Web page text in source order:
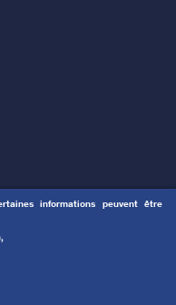
informations peuvent être